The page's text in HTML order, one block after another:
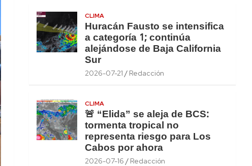
CLIMA
Huracán Fausto se intensifica
a categoría 1; continúa
alejándose de Baja California
Sur
2026-07-21 Redacción
CLIMA
🚨 “Elida” se aleja de BCS:
tormenta tropical no
representa riesgo para Los
Cabos por ahora
2026-07-16 Redacción